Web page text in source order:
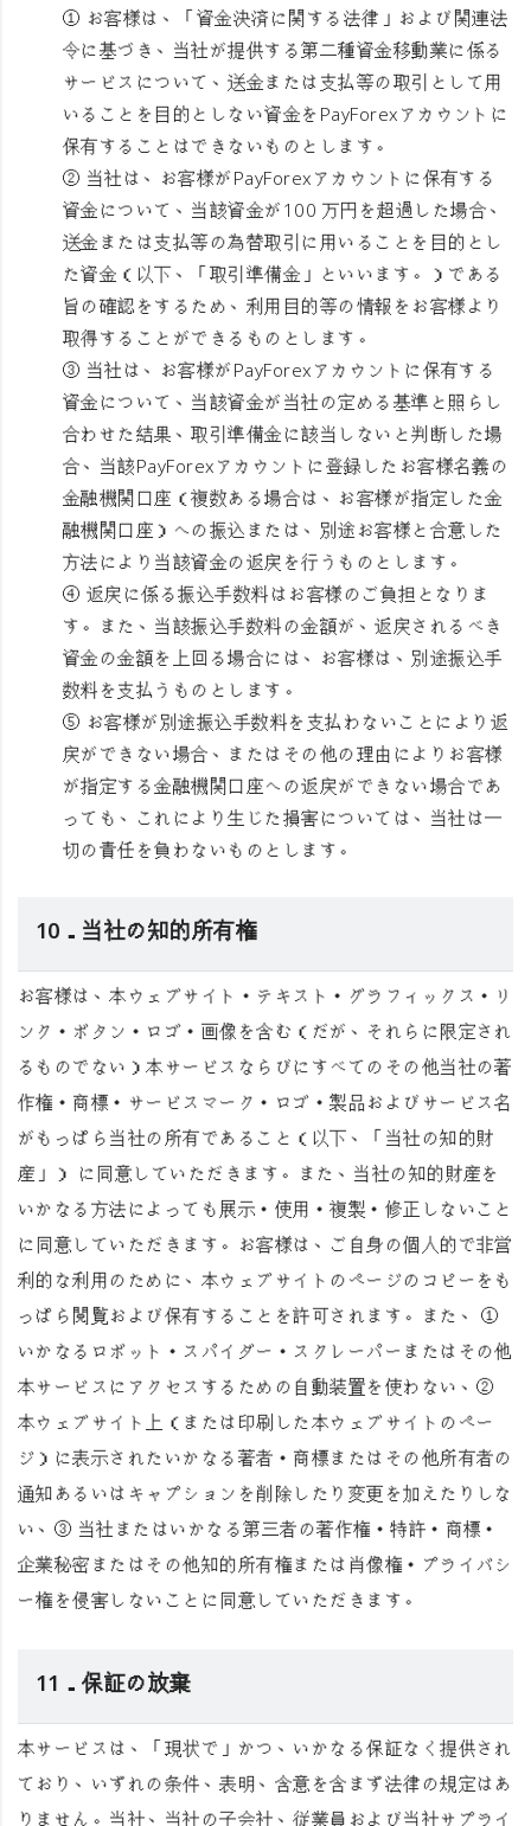
① お客様は、「資金決済に関する法律」および関連法
令に基づき、当社が提供する第二種資金移動業に係る
サービスについて、送金または支払等の取引として用
いることを目的としない資金をPayForexアカウントに
保有することはできないものとします。
② 当社は、お客様がPayForexアカウントに保有する
資金について、当該資金が100 万円を超過した場合、
送金または支払等の為替取引に用いることを目的とし
た資金（以下、「取引準備金」といいます。）である
旨の確認をするため、利用目的等の情報をお客様より
取得することができるものとします。
③ 当社は、お客様がPayForexアカウントに保有する
資金について、当該資金が当社の定める基準と照らし
合わせた結果、取引準備金に該当しないと判断した場
合、当該PayForexアカウントに登録したお客様名義の
金融機関口座（複数ある場合は、お客様が指定した金
融機関口座）への振込または、別途お客様と合意した
方法により当該資金の返戻を行うものとします。
④ 返戻に係る振込手数料はお客様のご負担となりま
す。また、当該振込手数料の金額が、返戻されるべき
資金の金額を上回る場合には、お客様は、別途振込手
数料を支払うものとします。
⑤ お客様が別途振込手数料を支払わないことにより返
戻ができない場合、またはその他の理由によりお客様
が指定する金融機関口座への返戻ができない場合であ
っても、これにより生じた損害については、当社は一
切の責任を負わないものとします。
10．当社の知的所有権
お客様は、本ウェブサイト・テキスト・グラフィックス・リ
ンク・ボタン・ロゴ・画像を含む（だが、それらに限定され
るものでない）本サービスならびにすべてのその他当社の著
作権・商標・サービスマーク・ロゴ・製品およびサービス名
がもっぱら当社の所有であること（以下、 「当社の知的財
産」 ） に同意していただきます。また、当社の知的財産を
いかなる方法によっても展示・使用・複製・修正しないこと
に同意していただきます。お客様は、ご自身の個人的で非営
利的な利用のために、本ウェブサイトのページのコピーをも
っぱら閲覧および保有することを許可されます。また、 ①
いかなるロボット・スパイダー・スクレーパーまたはその他
本サービスにアクセスするための自動装置を使わない、②
本ウェブサイト上（または印刷した本ウェブサイトのペー
ジ）に表示されたいかなる著者・商標またはその他所有者の
通知あるいはキャプションを削除したり変更を加えたりしな
い、③ 当社またはいかなる第三者の著作権・特許・商標・
企業秘密またはその他知的所有権または肖像権・プライバシ
ー権を侵害しないことに同意していただきます。
11．保証の放棄
本サービスは、「現状で」かつ、いかなる保証なく提供され
ており、いずれの条件、表明、含意を含まず法律の規定はあ